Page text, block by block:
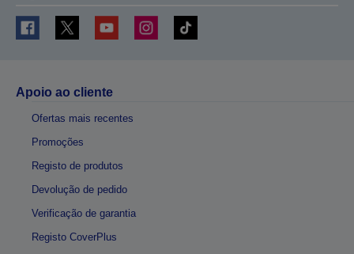
Apoio ao cliente
Ofertas mais recentes
Promoções
Registo de produtos
Devolução de pedido
Verificação de garantia
Registo CoverPlus